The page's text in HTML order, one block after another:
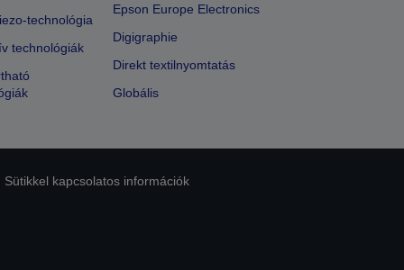
technológia
technológiák
Epson Europe Electronics
Digigraphie
Direkt textilnyomtatás
Globális
Sütikkel kapcsolatos információk